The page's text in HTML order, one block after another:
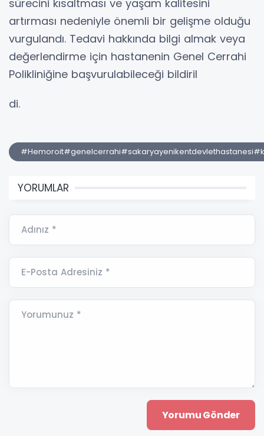
sürecini kısaltması ve yaşam kalitesini
artırması nedeniyle önemli bir gelişme olduğu
vurgulandı. Tedavi hakkında bilgi almak veya
değerlendirme için hastanenin Genel Cerrahi
Polikliniğine başvurulabileceği bildiril
di.
YORUMLAR
Adınız *
E-Posta Adresiniz *
Yorumunuz *